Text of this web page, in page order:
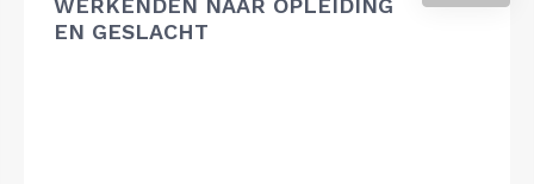
WERKENDEN NAAR OPLEIDING
EN GESLACHT